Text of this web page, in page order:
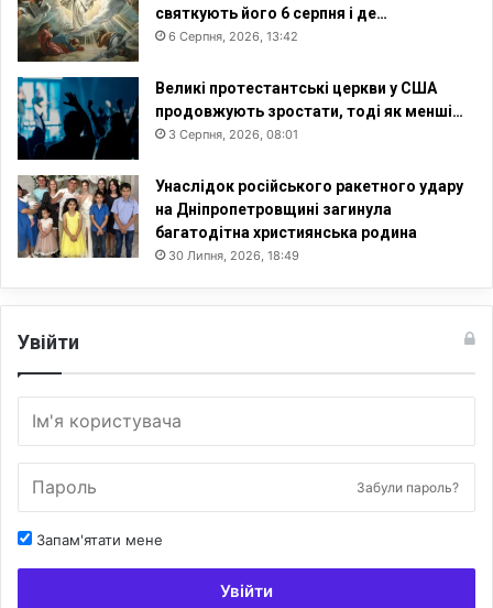
святкують його 6 серпня і де…
6 Серпня, 2026, 13:42
Великі протестантські церкви у США
продовжують зростати, тоді як менші…
3 Серпня, 2026, 08:01
Унаслідок російського ракетного удару
на Дніпропетровщині загинула
багатодітна християнська родина
30 Липня, 2026, 18:49
Увійти
Забули пароль?
Запам'ятати мене
Увійти